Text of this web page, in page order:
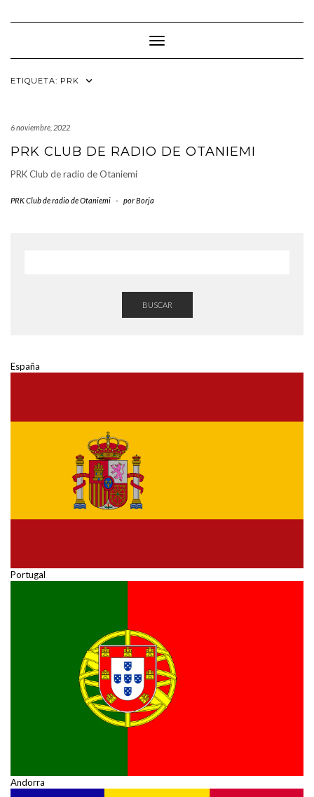
Cambiar modo de navegación
ETIQUETA: PRK
6 noviembre, 2022
PRK CLUB DE RADIO DE OTANIEMI
PRK Club de radio de Otaniemi
PRK Club de radio de Otaniemi - porBorja
BUSCAR
España
Portugal
Andorra